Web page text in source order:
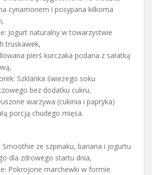
cynamonem i posypana kilkoma
Jogurt naturalny w towarzystwie
truskawek,
pierś kurczaka podana z sałatką
Szklanka świeżego soku
bez dodatku cukru,
warzywa (cukinia i papryka)
porcją chudego mięsa.
Smoothie ze szpinaku, banana i jogurtu
dla zdrowego startu dnia,
Pokrojone marchewki w formie